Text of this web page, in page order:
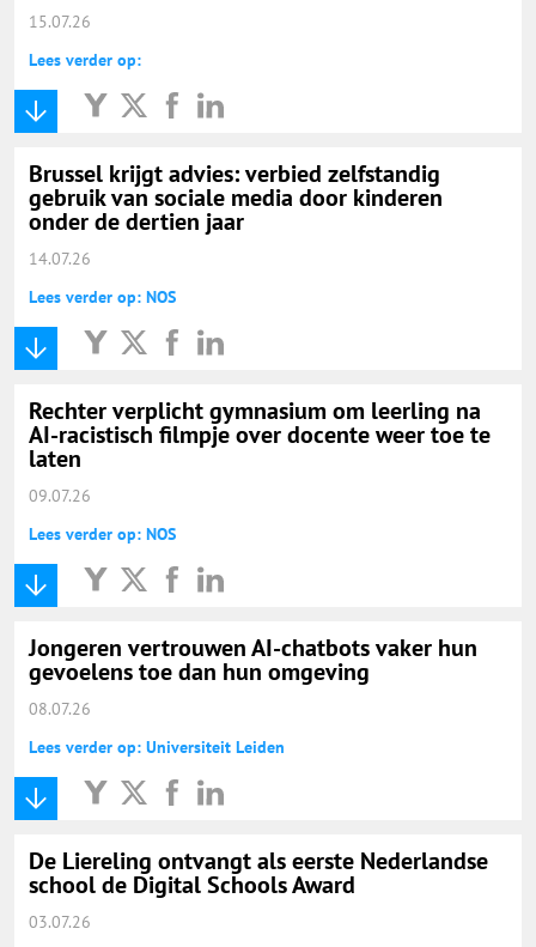
15.07.26
Lees verder op:
Brussel krijgt advies: verbied zelfstandig
gebruik van sociale media door kinderen
onder de dertien jaar
14.07.26
Lees verder op: NOS
Rechter verplicht gymnasium om leerling na
AI-racistisch filmpje over docente weer toe te
laten
09.07.26
Lees verder op: NOS
Jongeren vertrouwen AI-chatbots vaker hun
gevoelens toe dan hun omgeving
08.07.26
Lees verder op: Universiteit Leiden
De Liereling ontvangt als eerste Nederlandse
school de Digital Schools Award
03.07.26